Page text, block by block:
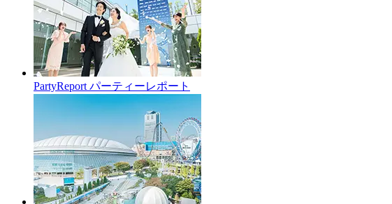
PartyReport パーティーレポート